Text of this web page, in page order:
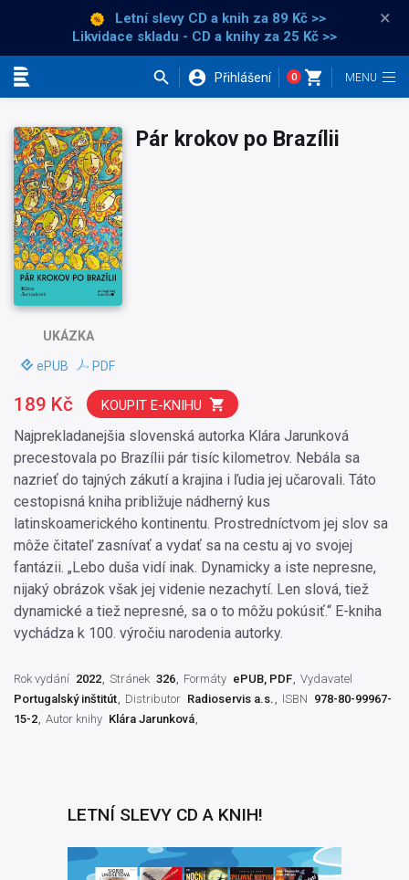
Letní slevy CD a knih za 89 Kč >>
Likvidace skladu - CD a knihy za 25 Kč >>
×
Přihlášení 0
UKÁZKA
ePUB PDF
Pár krokov po Brazílii
Najprekladanejšia slovenská autorka Klára Jarunková
precestovala po Brazílii pár tisíc kilometrov. Nebála sa
nazrieť do tajných zákutí a krajina i ľudia jej učarovali. Táto
cestopisná kniha približuje nádherný kus
latinskoamerického kontinentu. Prostredníctvom jej slov sa
môže čitateľ zasnívať a vydať sa na cestu aj vo svojej
fantázii. „Lebo duša vidí inak. Dynamicky a iste nepresne,
nijaký obrázok však jej videnie nezachytí. Len slová, tiež
dynamické a tiež nepresné, sa o to môžu pokúsiť.“ E-kniha
vychádza k 100. výročiu narodenia autorky.
189 Kč KOUPIT E-KNIHU
Rok vydání 2022 Stránek 326 Formáty ePUB, PDF Vydavatel
Portugalský inštitút
Distributor Radioservis a.s. ISBN 978-80-99967-
15-2 Autor knihy Klára Jarunková
LETNÍ SLEVY CD A KNIH!